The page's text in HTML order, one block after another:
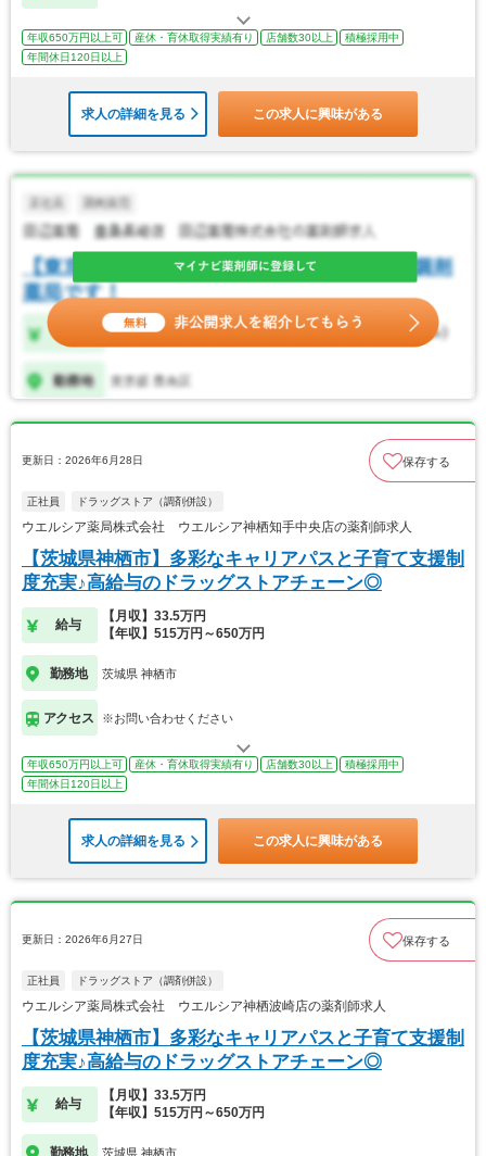
年収650万円以上可 産休・育休取得実績有り 店舗数30以上
積極採用中
年間休日120日以上
求人の詳細を見る この求人に興味がある
更新日：2026年6月28日 保存する
正社員 ドラッグストア（調剤併設）
ウエルシア薬局株式会社 ウエルシア神栖知手中央店の薬剤師求人
【茨城県神栖市】多彩なキャリアパスと子育て支援制
度充実♪高給与のドラッグストアチェーン◎
給与
【月収】33.5万円
【年収】515万円～650万円
勤務地 茨城県 神栖市
アクセス ※お問い合わせください
年収650万円以上可 産休・育休取得実績有り 店舗数30以上
積極採用中
年間休日120日以上
求人の詳細を見る この求人に興味がある
更新日：2026年6月27日 保存する
正社員 ドラッグストア（調剤併設）
ウエルシア薬局株式会社 ウエルシア神栖波崎店の薬剤師求人
【茨城県神栖市】多彩なキャリアパスと子育て支援制
度充実♪高給与のドラッグストアチェーン◎
給与
【月収】33.5万円
【年収】515万円～650万円
勤務地 茨城県 神栖市